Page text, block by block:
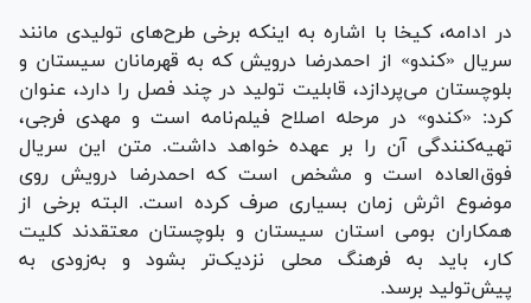
در ادامه، کیخا با اشاره به اینکه برخی طرح‌های تولیدی مانند
سریال «کندو» از احمدرضا درویش که به قهرمانان سیستان و
بلوچستان می‌پردازد، قابلیت تولید در چند فصل را دارد، عنوان
کرد: «کندو» در مرحله اصلاح فیلم‌نامه است و مهدی فرجی،
تهیه‌کنندگی آن را بر عهده خواهد داشت. متن این سریال
فوق‌العاده است و مشخص است که احمدرضا درویش روی
موضوع اثرش زمان بسیاری صرف کرده است. البته برخی از
همکاران بومی استان سیستان و بلوچستان معتقدند کلیت
کار، باید به فرهنگ محلی نزدیک‌تر بشود و به‌زودی به
پیش‌تولید برسد.